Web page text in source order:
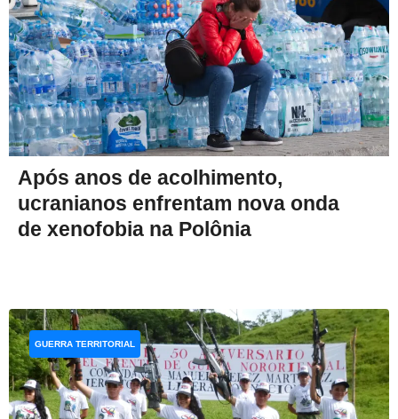
Após anos de acolhimento,
ucranianos enfrentam nova onda
de xenofobia na Polônia
GUERRA TERRITORIAL